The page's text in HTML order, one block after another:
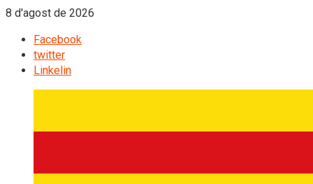
8 d'agost de 2026
Facebook
twitter
Linkelin